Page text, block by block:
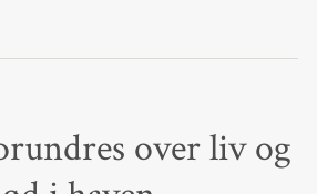
over liv og